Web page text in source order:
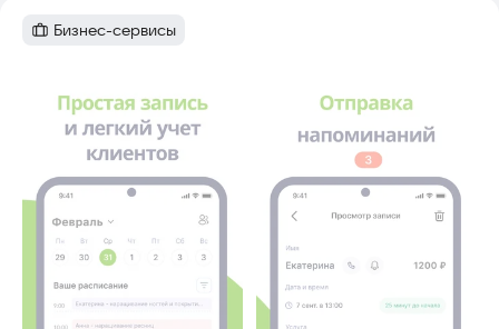
Категория :
Бизнес-сервисы
Скриншоты